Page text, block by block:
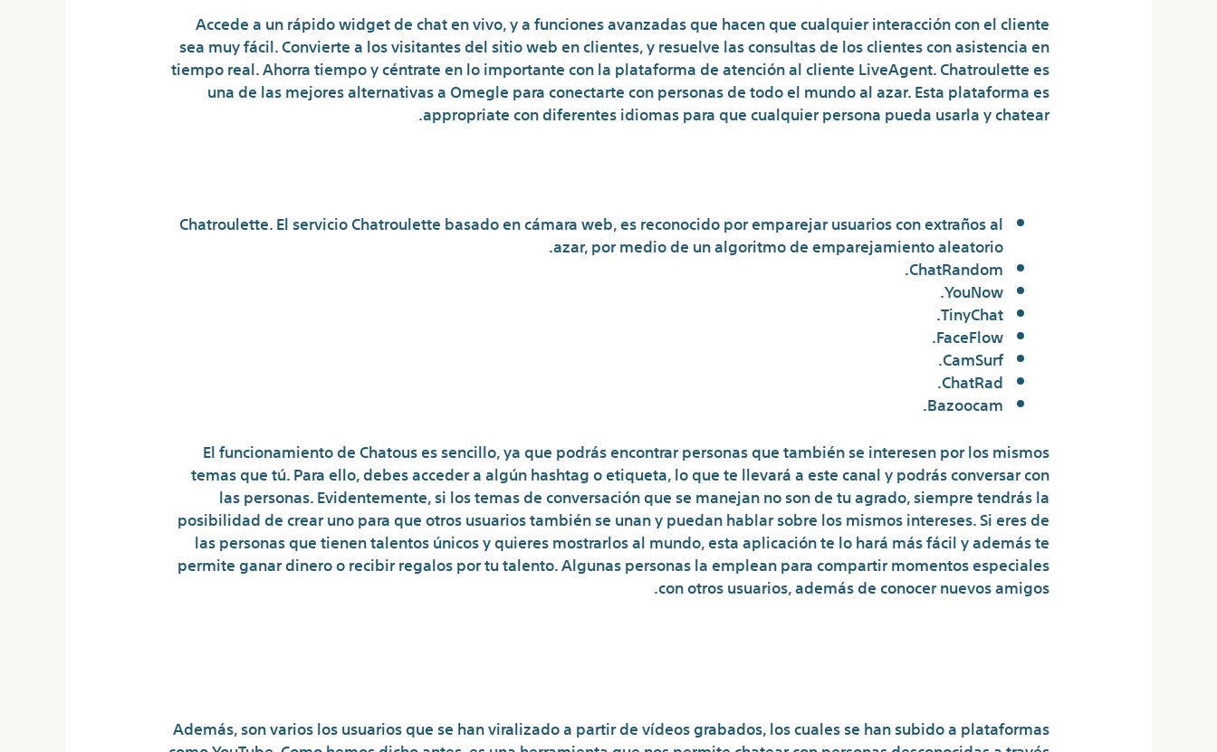
Accede a un rápido widget de chat en vivo, y a funciones avanzadas que hacen que cualquier interacción con el cliente
sea muy fácil. Convierte a los visitantes del sitio web en clientes, y resuelve las consultas de los clientes con asistencia en
tiempo real. Ahorra tiempo y céntrate en lo importante con la plataforma de atención al cliente LiveAgent. Chatroulette es
una de las mejores alternativas a Omegle para conectarte con personas de todo el mundo al azar. Esta plataforma es
appropriate con diferentes idiomas para que cualquier persona pueda usarla y chatear.
Chatroulette. El servicio Chatroulette basado en cámara web, es reconocido por emparejar usuarios con extraños al
azar, por medio de un algoritmo de emparejamiento aleatorio.
ChatRandom.
YouNow.
TinyChat.
FaceFlow.
CamSurf.
ChatRad.
Bazoocam.
El funcionamiento de Chatous es sencillo, ya que podrás encontrar personas que también se interesen por los mismos
temas que tú. Para ello, debes acceder a algún hashtag o etiqueta, lo que te llevará a este canal y podrás conversar con
las personas. Evidentemente, si los temas de conversación que se manejan no son de tu agrado, siempre tendrás la
posibilidad de crear uno para que otros usuarios también se unan y puedan hablar sobre los mismos intereses. Si eres de
las personas que tienen talentos únicos y quieres mostrarlos al mundo, esta aplicación te lo hará más fácil y además te
permite ganar dinero o recibir regalos por tu talento. Algunas personas la emplean para compartir momentos especiales
con otros usuarios, además de conocer nuevos amigos.
Además, son varios los usuarios que se han viralizado a partir de vídeos grabados, los cuales se han subido a plataformas